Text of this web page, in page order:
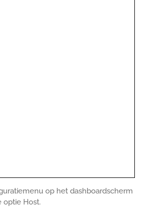
op het dashboardscherm
optie Host.